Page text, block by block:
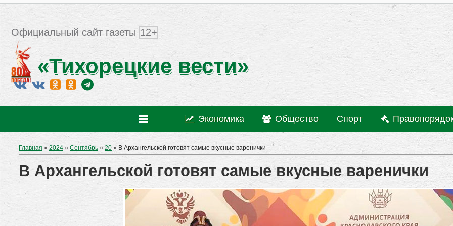
Официальный сайт газеты 12+
«Тихорецкие вести»
Экономика Общество Спорт
Главная »2024 » Сентябрь » 20 » В Архангельской готовят самые вкусные варенички
В Архангельской готовят самые вкусные варенички